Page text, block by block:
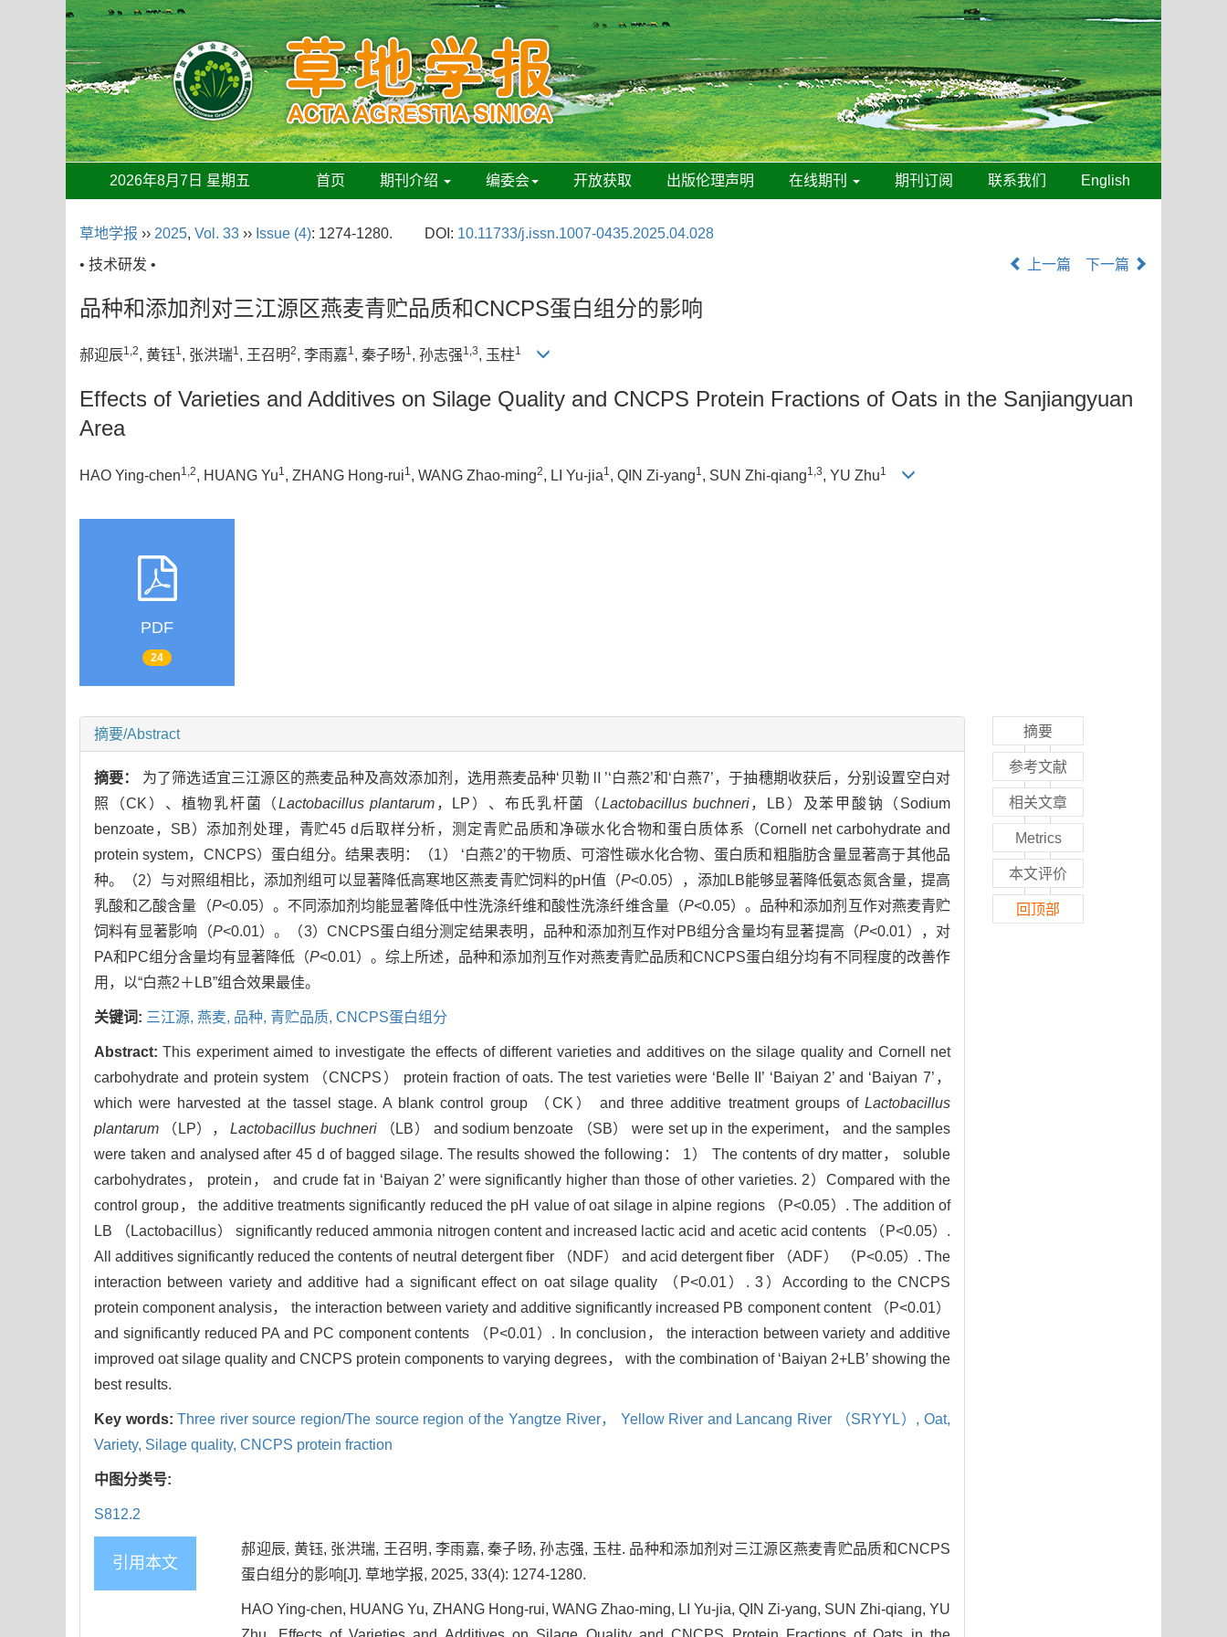
2026年8月7日 星期五 首页 期刊介绍 编委会 开放获取 出版伦理声明 在线期刊 期刊订阅 联系我们 English
草地学报 ›› 2025, Vol. 33 ›› Issue (4): 1274-1280. DOI: 10.11733/j.issn.1007-0435.2025.04.028
• 技术研发 •
上一篇 下一篇
品种和添加剂对三江源区燕麦青贮品质和CNCPS蛋白组分的影响
郝迎辰1,2, 黄钰1, 张洪瑞1, 王召明2, 李雨嘉1, 秦子旸1, 孙志强1,3, 玉柱1
Effects of Varieties and Additives on Silage Quality and CNCPS Protein Fractions of Oats in the Sanjiangyuan
Area
HAO Ying-chen1,2, HUANG Yu1 , ZHANG Hong-rui1 , WANG Zhao-ming2, LI Yu-jia1 , QIN Zi-yang1 , SUN Zhi-qiang1,3, YU Zhu1
PDF
24
摘要/Abstract
摘要： 为了筛选适宜三江源区的燕麦品种及高效添加剂，选用燕麦品种‘贝勒Ⅱ’‘白燕2’和‘白燕7’，于抽穗期收获后，分别设置空白对
照（CK）、植物乳杆菌（Lactobacillus plantarum，LP）、布氏乳杆菌（Lactobacillus buchneri，LB）及苯甲酸钠（Sodium
benzoate，SB）添加剂处理，青贮45 d后取样分析，测定青贮品质和净碳水化合物和蛋白质体系（Cornell net carbohydrate and
protein system，CNCPS）蛋白组分。结果表明：（1） ‘白燕2’的干物质、可溶性碳水化合物、蛋白质和粗脂肪含量显著高于其他品
种。（2）与对照组相比，添加剂组可以显著降低高寒地区燕麦青贮饲料的pH值（P<0.05），添加LB能够显著降低氨态氮含量，提高
乳酸和乙酸含量（P<0.05）。不同添加剂均能显著降低中性洗涤纤维和酸性洗涤纤维含量（P<0.05）。品种和添加剂互作对燕麦青贮
饲料有显著影响（P<0.01）。（3）CNCPS蛋白组分测定结果表明，品种和添加剂互作对PB组分含量均有显著提高（P<0.01），对
PA和PC组分含量均有显著降低（P<0.01）。综上所述，品种和添加剂互作对燕麦青贮品质和CNCPS蛋白组分均有不同程度的改善作
用，以“白燕2＋LB”组合效果最佳。
关键词: 三江源, 燕麦, 品种, 青贮品质, CNCPS蛋白组分
Abstract:This experiment aimed to investigate the effects of different varieties and additives on the silage quality and Cornell net
carbohydrate and protein system （CNCPS） protein fraction of oats. The test varieties were ‘Belle II’ ‘Baiyan 2’ and ‘Baiyan 7’，
which were harvested at the tassel stage. A blank control group （CK） and three additive treatment groups of Lactobacillus
plantarum （LP），Lactobacillus buchneri（LB） and sodium benzoate （SB） were set up in the experiment， and the samples
were taken and analysed after 45 d of bagged silage. The results showed the following： 1） The contents of dry matter， soluble
carbohydrates， protein， and crude fat in ‘Baiyan 2’ were significantly higher than those of other varieties. 2）Compared with the
control group， the additive treatments significantly reduced the pH value of oat silage in alpine regions （P<0.05）. The addition of
LB （Lactobacillus） significantly reduced ammonia nitrogen content and increased lactic acid and acetic acid contents （P<0.05）.
All additives significantly reduced the contents of neutral detergent fiber （NDF） and acid detergent fiber （ADF） （P<0.05）. The
interaction between variety and additive had a significant effect on oat silage quality （P<0.01）. 3）According to the CNCPS
protein component analysis， the interaction between variety and additive significantly increased PB component content （P<0.01）
and significantly reduced PA and PC component contents （P<0.01）. In conclusion， the interaction between variety and additive
improved oat silage quality and CNCPS protein components to varying degrees， with the combination of ‘Baiyan 2+LB’ showing the
best results.
Key words:Three river source region/The source region of the Yangtze River， Yellow River and Lancang River （SRYYL）,Oat,
Variety, Silage quality, CNCPS protein fraction
中图分类号:
S812.2
引用本文
郝迎辰, 黄钰, 张洪瑞, 王召明, 李雨嘉, 秦子旸, 孙志强, 玉柱. 品种和添加剂对三江源区燕麦青贮品质和CNCPS
蛋白组分的影响[J]. 草地学报, 2025, 33(4): 1274-1280.
HAO Ying-chen, HUANG Yu, ZHANG Hong-rui, WANG Zhao-ming, LI Yu-jia, QIN Zi-yang, SUN Zhi-qiang, YU
摘要
参考文献
相关文章
Metrics
本文评价
回顶部